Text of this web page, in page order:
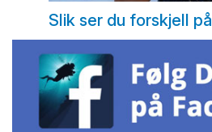
Slik ser du forskjell